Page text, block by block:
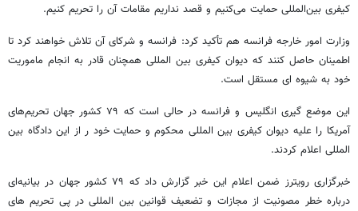
کیفری بین‌المللی حمایت می‌کنیم و قصد نداریم مقامات آن را تحریم کنیم.
وزارت امور خارجه فرانسه هم تأکید کرد: فرانسه و شرکای آن تلاش خواهند کرد تا
اطمینان حاصل کنند که دیوان کیفری بین المللی همچنان قادر به انجام ماموریت
خود به شیوه ای مستقل است.
این موضع گیری انگلیس و فرانسه در حالی است که ۷۹ کشور جهان تحریم‌های
آمریکا را علیه دیوان کیفری بین المللی محکوم و حمایت خود ر از این دادگاه بین
المللی اعلام کردند.
خبرگزاری رویترز ضمن اعلام این خبر گزارش داد که ۷۹ کشور جهان در بیانیه‌ای
درباره خطر مصونیت از مجازات و تضعیف قوانین بین المللی در پی تحریم های